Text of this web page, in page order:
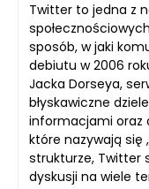
Twitter to jedna z
sposób, w jaki
debiutu w 2006
Jacka Dorseya,
błyskawiczne
informacjami oraz
które nazywają się
strukturze, Twitter
dyskusji na wiele